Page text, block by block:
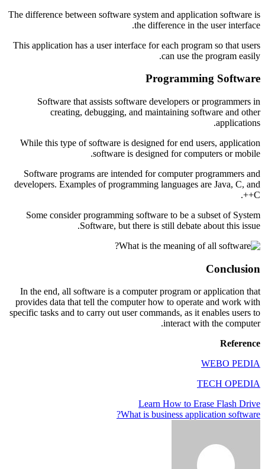
The difference between software system and application software is
the difference in the user interface.
This application has a user interface for each program so that users
can use the program easily.
Programming Software
Software that assists software developers or programmers in
creating, debugging, and maintaining software and other
applications.
While this type of software is designed for end users, application
software is designed for computers or mobile.
Software programs are intended for computer programmers and
developers. Examples of programming languages ​​are Java, C, and
C++.
Some consider programming software to be a subset of System
Software, but there is still debate about this issue.
Conclusion
In the end, all software is a computer program or application that
provides data that tell the computer how to operate and work with
specific tasks and to carry out user commands, as it enables users to
interact with the computer.
Reference
WEBO PEDIA
TECH OPEDIA
تصفّح
المقالات
Learn How to Erase Flash Drive
What is business application software?